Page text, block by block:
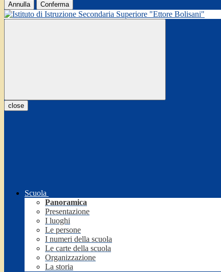
Annulla Conferma
close
Scuola
Panoramica
Presentazione
I luoghi
Le persone
I numeri della scuola
Le carte della scuola
Organizzazione
La storia